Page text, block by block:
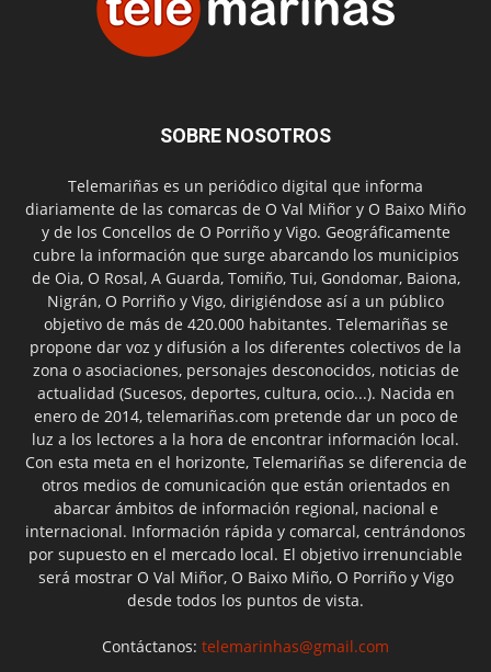
SOBRE NOSOTROS
Telemariñas es un periódico digital que informa
diariamente de las comarcas de O Val Miñor y O Baixo Miño
y de los Concellos de O Porriño y Vigo. Geográficamente
cubre la información que surge abarcando los municipios
de Oia, O Rosal, A Guarda, Tomiño, Tui, Gondomar, Baiona,
Nigrán, O Porriño y Vigo, dirigiéndose así a un público
objetivo de más de 420.000 habitantes. Telemariñas se
propone dar voz y difusión a los diferentes colectivos de la
zona o asociaciones, personajes desconocidos, noticias de
actualidad (Sucesos, deportes, cultura, ocio...). Nacida en
enero de 2014, telemariñas.com pretende dar un poco de
luz a los lectores a la hora de encontrar información local.
Con esta meta en el horizonte, Telemariñas se diferencia de
otros medios de comunicación que están orientados en
abarcar ámbitos de información regional, nacional e
internacional. Información rápida y comarcal, centrándonos
por supuesto en el mercado local. El objetivo irrenunciable
será mostrar O Val Miñor, O Baixo Miño, O Porriño y Vigo
desde todos los puntos de vista.
Contáctanos: telemarinhas@gmail.com